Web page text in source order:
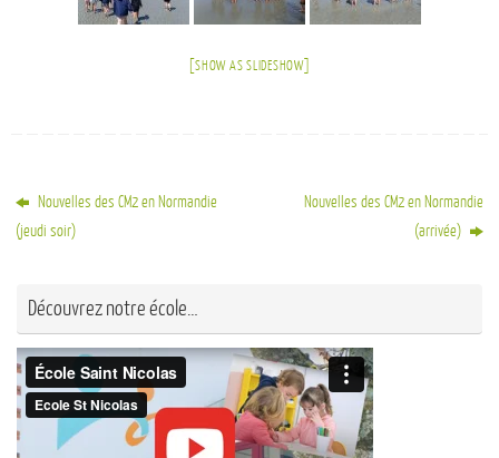
[SHOW AS SLIDESHOW]
Nouvelles des CM2 en Normandie
(jeudi soir)
Nouvelles des CM2 en Normandie
(arrivée)
Découvrez notre école…